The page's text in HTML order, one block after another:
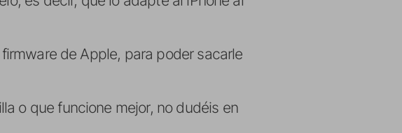
de Apple, para poder sacarle
o que funcione mejor, no dudéis en